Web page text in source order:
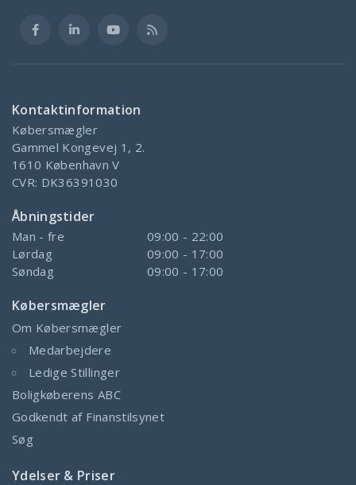
Kontaktinformation
Købersmægler
Gammel Kongevej 1, 2.
1610 København V
CVR: DK36391030
Åbningstider
Man - fre
09:00 - 22:00
Lørdag
09:00 - 17:00
Søndag
09:00 - 17:00
Købersmægler
Om Købersmægler
Medarbejdere
Ledige Stillinger
Boligkøberens ABC
Godkendt af Finanstilsynet
Søg
Ydelser & Priser